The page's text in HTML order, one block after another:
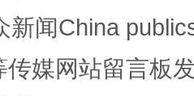
新闻China
媒网站留言板